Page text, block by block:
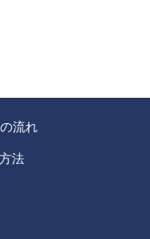
流れ
法